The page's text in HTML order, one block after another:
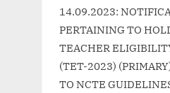
14.09.2023:
PERTAINING TO
TEACHER
(TET-2023)
TO NCTE